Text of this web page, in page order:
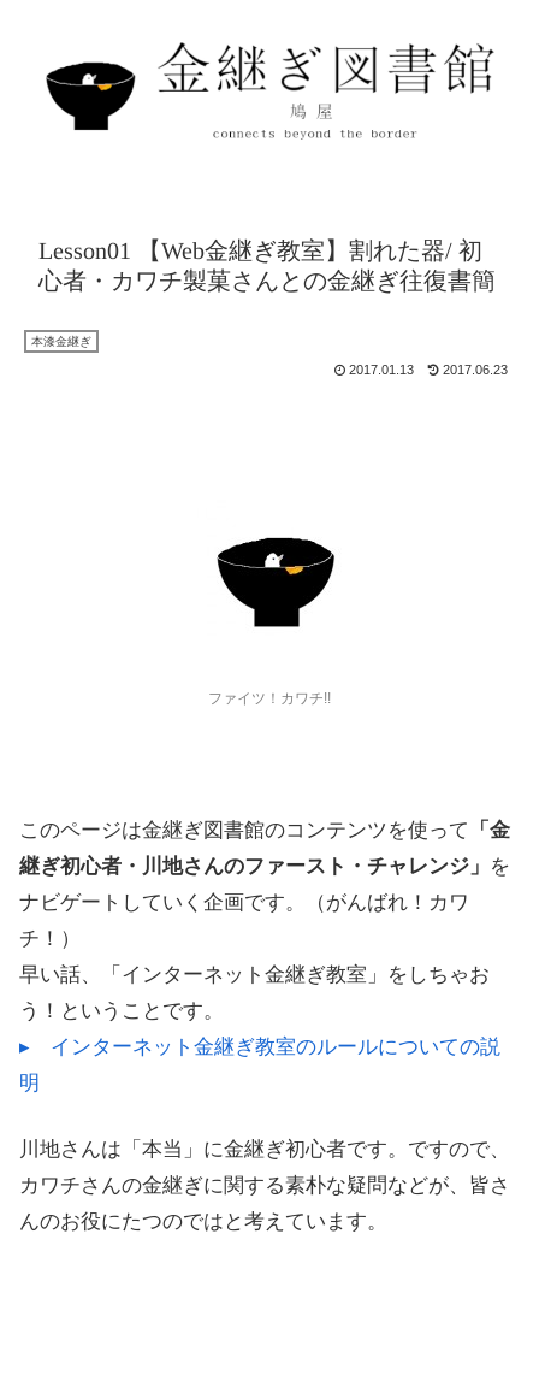
Lesson01 【Web金継ぎ教室】割れた器/ 初
心者・カワチ製菓さんとの金継ぎ往復書簡
本漆金継ぎ
2017.01.13 2017.06.23
ファイツ！カワチ!!
このページは金継ぎ図書館のコンテンツを使って
「金
継ぎ初心者・川地さんのファースト・チャレンジ」 を
ナビゲートしていく企画です。（がんばれ！カワ
チ！）
早い話、「インターネット金継ぎ教室」をしちゃお
う！ということです。
▸ インターネット金継ぎ教室のルールについての説
明
川地さんは「本当」に金継ぎ初心者です。ですので、
カワチさんの金継ぎに関する素朴な疑問などが、皆さ
んのお役にたつのではと考えています。